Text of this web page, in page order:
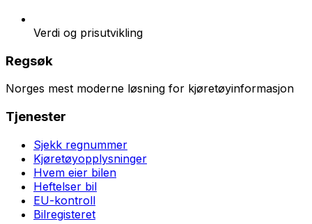
Verdi og prisutvikling
Regsøk
Norges mest moderne løsning for kjøretøyinformasjon
Tjenester
Sjekk regnummer
Kjøretøyopplysninger
Hvem eier bilen
Heftelser bil
EU-kontroll
Bilregisteret